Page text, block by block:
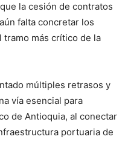
la cesión de contratos
falta concretar los
tramo más crítico de la
múltiples retrasos y
vía esencial para
de Antioquia, al conectar
portuaria de